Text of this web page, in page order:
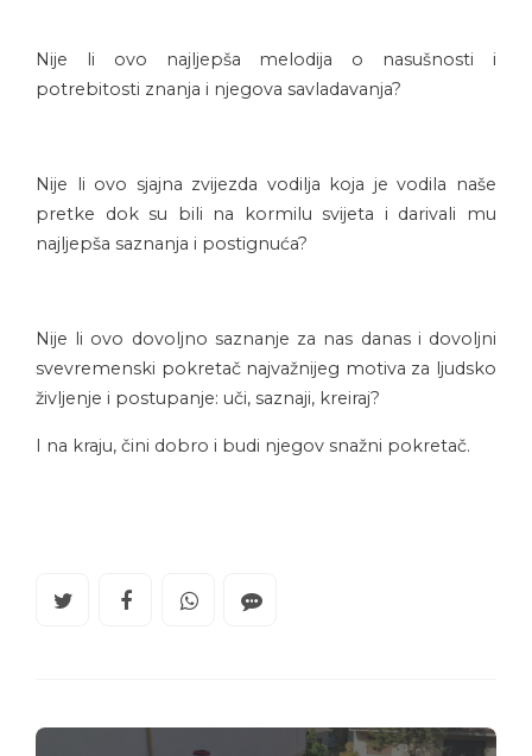
Nije li ovo najljepša melodija o nasušnosti i
potrebitosti znanja i njegova savladavanja?
Nije li ovo sjajna zvijezda vodilja koja je vodila naše
pretke dok su bili na kormilu svijeta i darivali mu
najljepša saznanja i postignuća?
Nije li ovo dovoljno saznanje za nas danas i dovoljni
svevremenski pokretač najvažnijeg motiva za ljudsko
življenje i postupanje: uči, saznaji, kreiraj?
I na kraju, čini dobro i budi njegov snažni pokretač.